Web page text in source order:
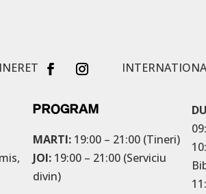
PROGRAM
MARTI: 19:00 – 21:00 (Tineri)
JOI: 19:00 – 21:00 (Serviciu
divin)